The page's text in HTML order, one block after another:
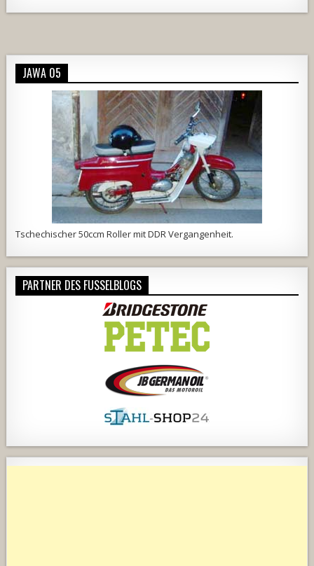
JAWA 05
Tschechischer 50ccm Roller mit DDR Vergangenheit.
PARTNER DES FUSSELBLOGS